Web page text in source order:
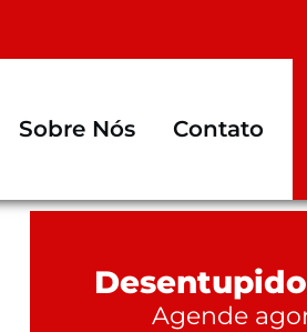
Sobre Nós Contato
Agende